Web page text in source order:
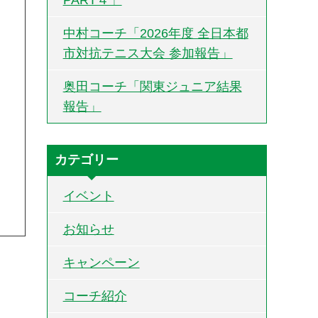
中村コーチ「2026年度 全日本都
市対抗テニス大会 参加報告」
奥田コーチ「関東ジュニア結果
報告」
カテゴリー
イベント
お知らせ
キャンペーン
コーチ紹介